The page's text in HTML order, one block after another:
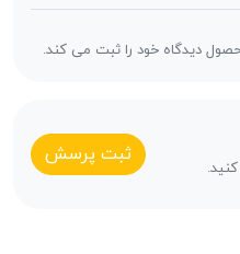
دیدگاه خود را ثبت می کند.
ثبت پرسش